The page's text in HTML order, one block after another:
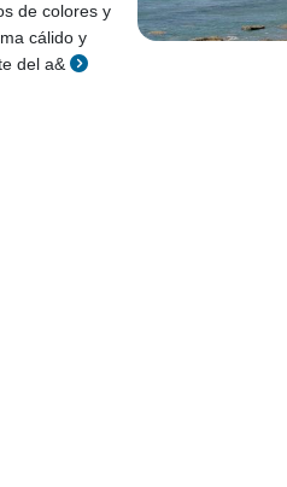
de colores y
cálido y
del a&